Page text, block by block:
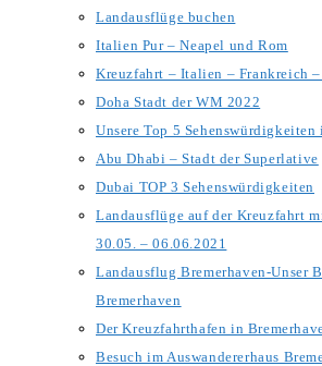
Landausflüge buchen
Italien Pur – Neapel und Rom
Kreuzfahrt – Italien – Frankreich –
Doha Stadt der WM 2022
Unsere Top 5
Abu Dhabi – Stadt der Superlative
Dubai TOP 3 Sehenswürdigkeiten
Landausflüge auf der Kreuzfahrt
30.05. – 06.06.2021
Landausflug Bremerhaven-Unser
Bremerhaven
Der Kreuzfahrthafen in
Besuch im Auswandererhaus